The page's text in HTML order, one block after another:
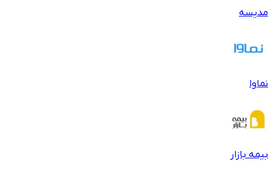
مدیسه
نماوا
بیمه بازار